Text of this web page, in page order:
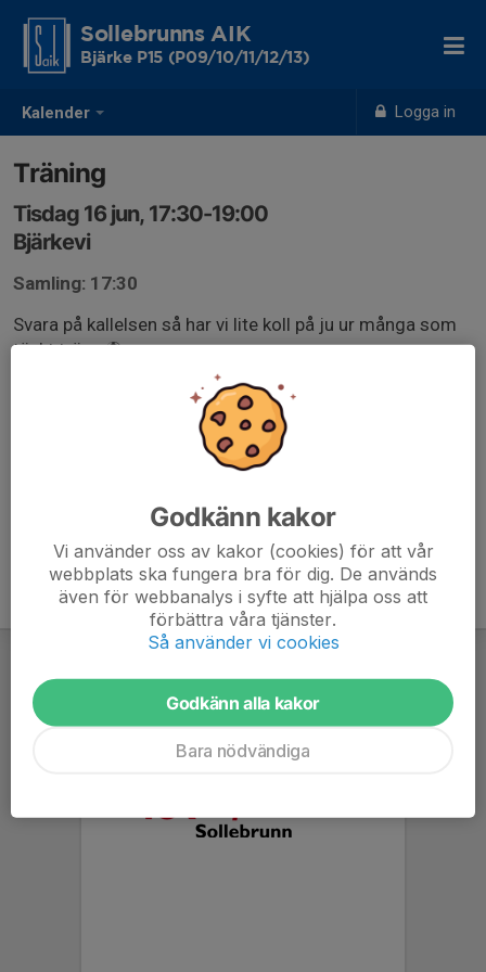
Kalender Logga in
Sollebrunns AIK
Bjärke P15 (P09/10/11/12/13)
Träning
Tisdag 16 jun, 17:30-19:00
Bjärkevi
Samling: 17:30
Svara på kallelsen så har vi lite koll på ju ur många som
tänkt träna ⚽
Godkänn kakor
Vi använder oss av kakor (cookies) för att vår
webbplats ska fungera bra för dig. De används
även för webbanalys i syfte att hjälpa oss att
förbättra våra tjänster.
Så använder vi cookies
Godkänn alla kakor
Bara nödvändiga